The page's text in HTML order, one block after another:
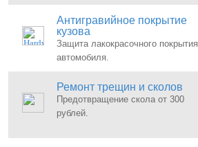
Антигравийное покрытие
кузова
Защита лакокрасочного покрытия
автомобиля.
Ремонт трещин и сколов
Предотвращение скола от 300
рублей.